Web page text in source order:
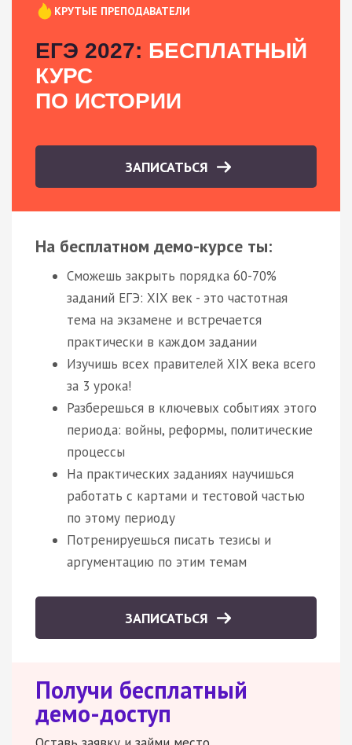
КРУТЫЕ ПРЕПОДАВАТЕЛИ
ЕГЭ 2027: БЕСПЛАТНЫЙ
КУРС
ПО ИСТОРИИ
ЗАПИСАТЬСЯ
На бесплатном демо-курсе ты:
Сможешь закрыть порядка 60-70%
заданий ЕГЭ: XIX век - это частотная
тема на экзамене и встречается
практически в каждом задании
Изучишь всех правителей XIX века всего
за 3 урока!
Разберешься в ключевых событиях этого
периода: войны, реформы, политические
процессы
На практических заданиях научишься
работать с картами и тестовой частью
по этому периоду
Потренируешься писать тезисы и
аргументацию по этим темам
ЗАПИСАТЬСЯ
Получи бесплатный
демо-доступ